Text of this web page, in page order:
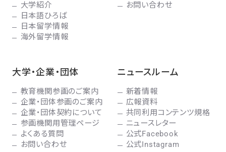
大学紹介
日本語ひろば
日本留学情報
海外留学情報
お問い合わせ
大学・企業・団体
教育機関参画のご案内
企業・団体参画のご案内
企業・団体契約について
参画機関用管理ページ
よくある質問
お問い合わせ
ニュースルーム
新着情報
広報資料
共同利用コンテンツ規格
ニュースレター
公式Facebook
公式Instagram